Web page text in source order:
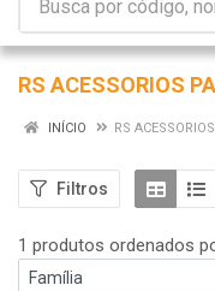
RS ACESSORIOS
INÍCIO RS
Filtros
1 produtos ordenados